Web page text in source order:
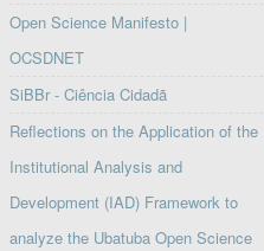
Open Science Manifesto |
OCSDNET
SiBBr - Ciência Cidadã
Reflections on the Application of the
Institutional Analysis and
Development (IAD) Framework to
analyze the Ubatuba Open Science